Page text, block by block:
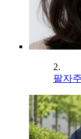
2.
팔자